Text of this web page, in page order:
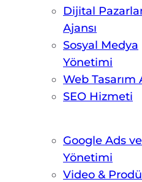
Dijital
Ajansı
Sosyal Medya
Yönetimi
Web Tasarım
SEO Hizmeti
Google Ads
Yönetimi
Video &